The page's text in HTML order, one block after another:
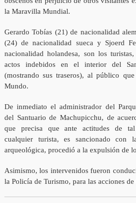
la Maravilla Mundial.
Gerardo Tobías (21) de nacionalidad
(24) de nacionalidad sueca y Sjoerd
nacionalidad holandesa, son los
actos indebidos en el interior del
(mostrando sus traseros), al público
Mundo.
De inmediato el administrador del
del Santuario de Machupicchu, de
que precisa que ante actitudes de
cualquier turista, es sancionado con
arqueológica, procedió a la expulsión de
Asimismo, los intervenidos fueron
la Policía de Turismo, para las acciones